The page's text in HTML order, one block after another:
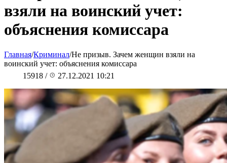
взяли на воинский учет:
объяснения комиссара
Главная/Криминал/Не призыв. Зачем женщин взяли на
воинский учет: объяснения комиссара
15918 / 27.12.2021 10:21